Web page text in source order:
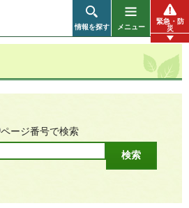
情報を探す メニュー
緊急・防
災
ページ番号で検索